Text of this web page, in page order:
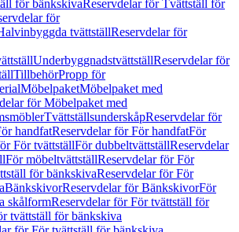
för bänkskivaReservdelar för Tvättställ för
för
tvättställReservdelar för
UnderbyggnadstvättställReservdelar för
TillbehörPropp för
MöbelpaketMöbelpaket med
för Möbelpaket med
TvättställsunderskåpReservdelar för
handfatReservdelar för För handfatFör
För tvättställFör dubbeltvättställReservdelar
För möbeltvättställReservdelar för För
för bänkskivaReservdelar för För
BänkskivorReservdelar för BänkskivorFör
skålformReservdelar för För tvättställ för
tvättställ för bänkskiva